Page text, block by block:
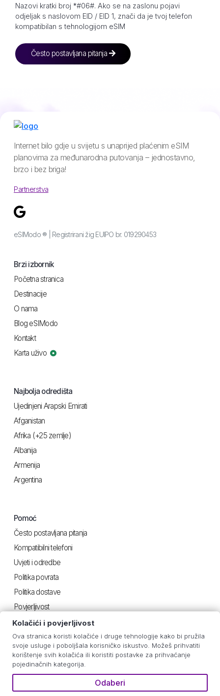
Nazovi kratki broj *#06#. Ako se na zaslonu pojavi
odjeljak s naslovom EID / EID 1, znači da je tvoj telefon
kompatibilan s tehnologijom eSIM
Često postavljana pitanja
Internet bilo gdje u svijetu s unaprijed plaćenim eSIM
planovima za međunarodna putovanja – jednostavno,
brzo i bez briga!
Partnerstva
eSIModo ® | Registrirani žig EUIPO br. 019290453
Brzi izbornik
Početna stranica
Destinacije
O nama
Blog eSIModo
Kontakt
Karta uživo
Najbolja odredišta
Ujedinjeni Arapski Emirati
Afganistan
Afrika (+25 zemlje)
Albanija
Armenija
Argentina
Pomoć
Često postavljana pitanja
Kompatibilni telefoni
Uvjeti i odredbe
Politika povrata
Politika dostave
Povjerljivost
Korisno
Upute za iOS
Android upute
Procjena potrošnje
Kolačići i povjerljivost
Ova stranica koristi kolačiće i druge tehnologije kako bi pružila
svoje usluge i poboljšala korisničko iskustvo. Možeš prihvatiti
korištenje svih kolačića ili koristiti postavke za prihvaćanje
pojedinačnih kategorija.
Odaberi